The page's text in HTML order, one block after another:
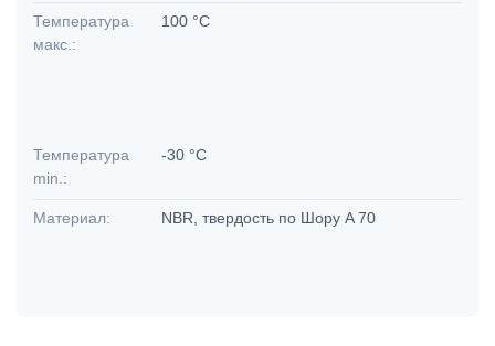
Температура
макс.:
100 °C
Температура
min.:
-30 °C
Материал: NBR, твердость по Шору A 70